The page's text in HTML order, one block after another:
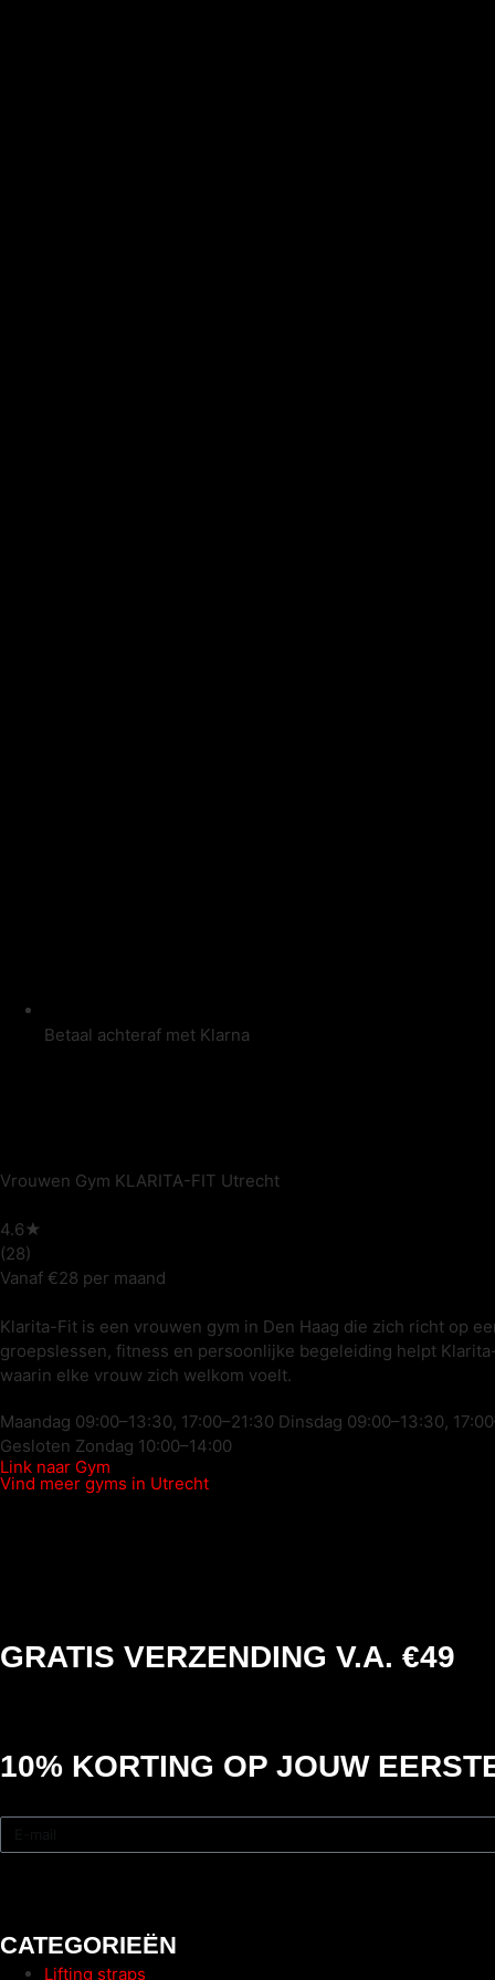
Betaal achteraf met Klarna
Vrouwen Gym KLARITA-FIT Utrecht
4.6★
(28)
Vanaf €28 per maand
Klarita-Fit is een vrouwen gym in Den Haag die zich richt op
groepslessen, fitness en persoonlijke begeleiding helpt
waarin elke vrouw zich welkom voelt.
Maandag 09:00–13:30, 17:00–21:30 Dinsdag 09:00–13:30,
Gesloten Zondag 10:00–14:00
Link naar Gym
Vind meer gyms in Utrecht
GRATIS VERZENDING V.A. €49
10% KORTING OP JOUW
CATEGORIEËN
Lifting straps